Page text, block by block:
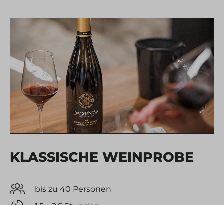
KLASSISCHE WEINPROBE
bis zu 40 Personen